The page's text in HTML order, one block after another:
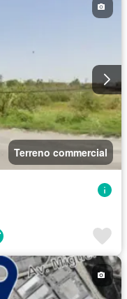
Terreno commercial